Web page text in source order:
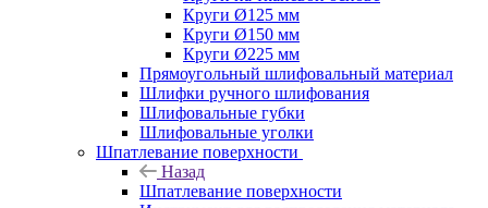
Круги Ø125 мм
Круги Ø150 мм
Круги Ø225 мм
Прямоугольный шлифовальный материал
Шлифки ручного шлифования
Шлифовальные губки
Шлифовальные уголки
Шпатлевание поверхности
Назад
Шпатлевание поверхности